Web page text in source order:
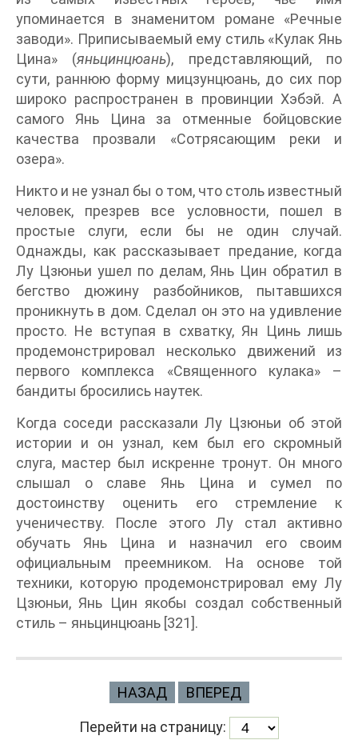
упоминается в знаменитом романе «Речные
заводи». Приписываемый ему стиль «Кулак Янь
Цина» (яньцинцюань), представляющий, по
сути, раннюю форму мицзунцюань, до сих пор
широко распространен в провинции Хэбэй. А
самого Янь Цина за отменные бойцовские
качества прозвали «Сотрясающим реки и
озера».
Никто и не узнал бы о том, что столь известный
человек, презрев все условности, пошел в
простые слуги, если бы не один случай.
Однажды, как рассказывает предание, когда
Лу Цзюньи ушел по делам, Янь Цин обратил в
бегство дюжину разбойников, пытавшихся
проникнуть в дом. Сделал он это на удивление
просто. Не вступая в схватку, Ян Цинь лишь
продемонстрировал несколько движений из
первого комплекса «Священного кулака» –
бандиты бросились наутек.
Когда соседи рассказали Лу Цзюньи об этой
истории и он узнал, кем был его скромный
слуга, мастер был искренне тронут. Он много
слышал о славе Янь Цина и сумел по
достоинству оценить его стремление к
ученичеству. После этого Лу стал активно
обучать Янь Цина и назначил его своим
официальным преемником. На основе той
техники, которую продемонстрировал ему Лу
Цзюньи, Янь Цин якобы создал собственный
стиль – яньцинцюань [321].
НАЗАД ВПЕРЕД
Перейти на страницу: